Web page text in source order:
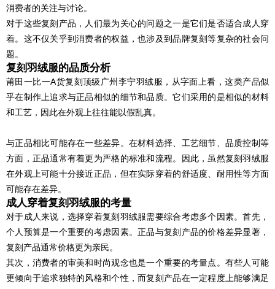
消费者的关注与讨论。
对于这些复刻产品，人们最为关心的问题之一是它们是否适合成人穿
着。这不仅关乎到消费者的权益，也涉及到品牌复刻等复杂的社会问
题。
复刻羽绒服的品质分析
莆田一比一A货复刻顶级广州李宁羽绒服，从字面上看，这类产品似
乎在制作上追求与正品相似的细节和品质。它们采用的是相似的材料
和工艺，因此在外观上往往能以假乱真。
与正品相比可能存在一些差异。在材料选择、工艺细节、品质控制等
方面，正品通常有着更为严格的标准和流程。因此，虽然复刻羽绒服
在外观上可能十分接近正品，但在实际穿着的舒适度、耐用性等方面
可能存在差异。
成人穿着复刻羽绒服的考量
对于成人来说，选择穿着复刻羽绒服需要综合考虑多个因素。首先，
个人预算是一个重要的考虑因素。正品与复刻产品的价格差异显著，
复刻产品通常价格更为亲民。
其次，消费者的审美和时尚观念也是一个重要的考量点。有些人可能
更倾向于追求独特的风格和个性，而复刻产品在一定程度上能够满足